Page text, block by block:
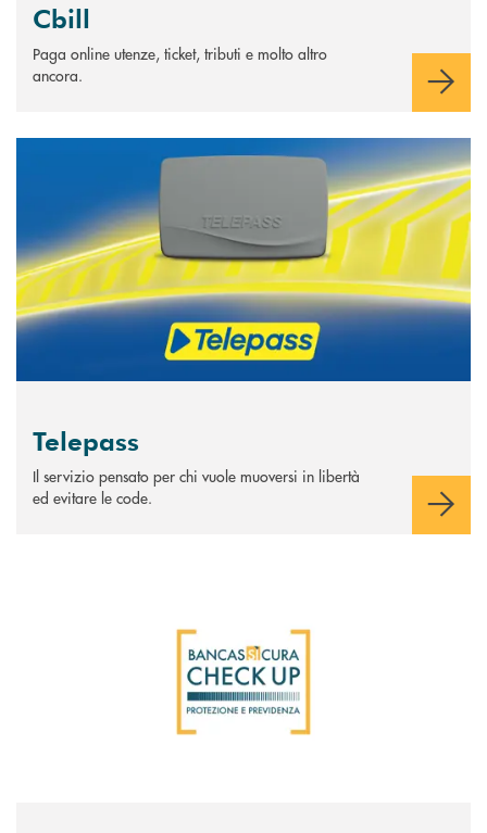
Cbill
Paga online utenze, ticket, tributi e molto altro
ancora.
Telepass
Il servizio pensato per chi vuole muoversi in libertà
ed evitare le code.